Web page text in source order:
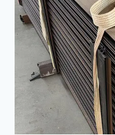
LES
DES
DE
EN
BOIS